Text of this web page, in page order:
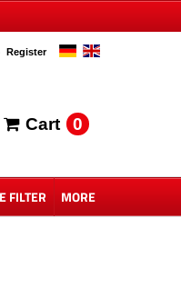
Register
Cart 0
FILTER MORE